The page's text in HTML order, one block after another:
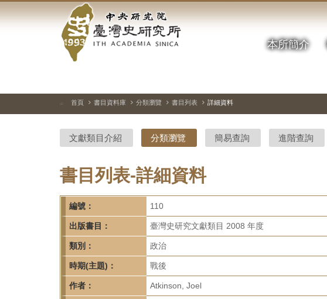
到
中
央
研
院-
臺
灣
史
研
究
所-
首
頁
本所簡介
::: 首頁 書目資料庫 分類瀏覽 書目列表 詳細資料
文獻類目介紹 分類瀏覽 簡易查詢 進階查詢
書目列表-詳細資料
編號： 110
出版書目： 臺灣史研究文獻類目 2008 年度
類別： 政治
時期(主題)： 戰後
作者： Atkinson, Joel